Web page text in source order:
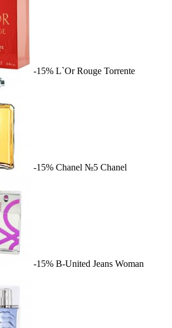
-15% L`Or Rouge Torrente
-15% Chanel №5 Chanel
-15% B-United Jeans Woman